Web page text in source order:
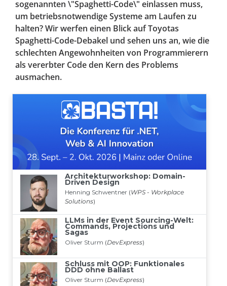
sogenannten \"Spaghetti-Code\" einlassen muss,
um betriebsnotwendige Systeme am Laufen zu
halten? Wir werfen einen Blick auf Toyotas
Spaghetti-Code-Debakel und sehen uns an, wie die
schlechten Angewohnheiten von Programmierern
als vererbter Code den Kern des Problems
ausmachen.